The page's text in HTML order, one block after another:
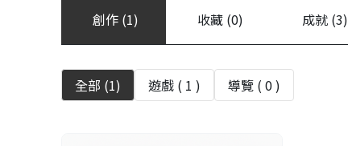
創作 (1) 收藏 (0) 成就 (3)
全部 (1) 遊戲 ( 1 ) 導覽 ( 0)